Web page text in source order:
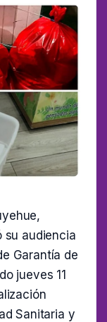
su audiencia
Garantía de
jueves 11
Sanitaria y